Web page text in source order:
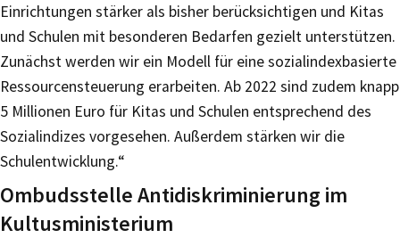
Einrichtungen stärker als bisher berücksichtigen und Kitas
und Schulen mit besonderen Bedarfen gezielt unterstützen.
Zunächst werden wir ein Modell für eine sozialindexbasierte
Ressourcensteuerung erarbeiten. Ab 2022 sind zudem knapp
5 Millionen Euro für Kitas und Schulen entsprechend des
Sozialindizes vorgesehen. Außerdem stärken wir die
Schulentwicklung.“
Ombudsstelle Antidiskriminierung im
Kultusministerium